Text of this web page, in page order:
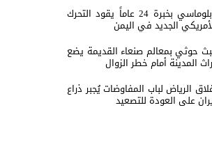
دبلوماسي بخبرة 24 عاماً يقود التحرك
الجديد في اليمن
حوثي بمعالم صنعاء القديمة يضع
المدينة أمام خطر الزوال
الرياض لباب المفاوضات يُجبر ذراع
على العودة للتصعيد